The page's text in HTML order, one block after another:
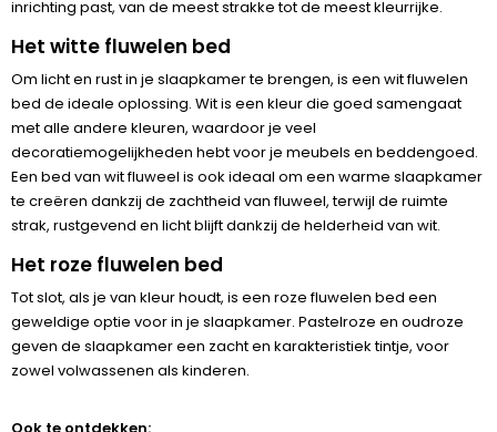
inrichting past, van de meest strakke tot de meest kleurrijke.
Het witte fluwelen bed
Om licht en rust in je slaapkamer te brengen, is een wit fluwelen
bed de ideale oplossing. Wit is een kleur die goed samengaat
met alle andere kleuren, waardoor je veel
decoratiemogelijkheden hebt voor je meubels en beddengoed.
Een bed van wit fluweel is ook ideaal om een warme slaapkamer
te creëren dankzij de zachtheid van fluweel, terwijl de ruimte
strak, rustgevend en licht blijft dankzij de helderheid van wit.
Het roze fluwelen bed
Tot slot, als je van kleur houdt, is een roze fluwelen bed een
geweldige optie voor in je slaapkamer. Pastelroze en oudroze
geven de slaapkamer een zacht en karakteristiek tintje, voor
zowel volwassenen als kinderen.